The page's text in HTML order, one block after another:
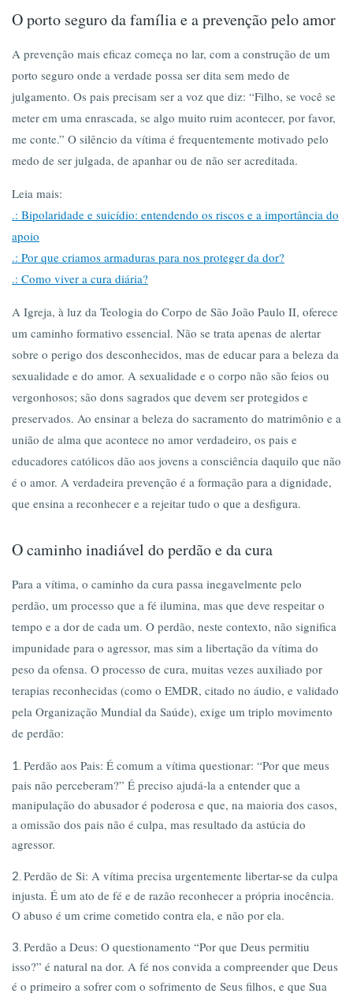
O porto seguro da família e a prevenção pelo amor
A prevenção mais eficaz começa no lar, com a construção de um
porto seguro onde a verdade possa ser dita sem medo de
julgamento. Os pais precisam ser a voz que diz: “Filho, se você se
meter em uma enrascada, se algo muito ruim acontecer, por favor,
me conte.” O silêncio da vítima é frequentemente motivado pelo
medo de ser julgada, de apanhar ou de não ser acreditada.
Leia mais:
.: Bipolaridade e suicídio: entendendo os riscos e a importância do
apoio
.: Por que criamos armaduras para nos proteger da dor?
.: Como viver a cura diária?
A Igreja, à luz da Teologia do Corpo de São João Paulo II, oferece
um caminho formativo essencial. Não se trata apenas de alertar
sobre o perigo dos desconhecidos, mas de educar para a beleza da
sexualidade e do amor. A sexualidade e o corpo não são feios ou
vergonhosos; são dons sagrados que devem ser protegidos e
preservados. Ao ensinar a beleza do sacramento do matrimônio e a
união de alma que acontece no amor verdadeiro, os pais e
educadores católicos dão aos jovens a consciência daquilo que não
é o amor. A verdadeira prevenção é a formação para a dignidade,
que ensina a reconhecer e a rejeitar tudo o que a desfigura.
O caminho inadiável do perdão e da cura
Para a vítima, o caminho da cura passa inegavelmente pelo
perdão, um processo que a fé ilumina, mas que deve respeitar o
tempo e a dor de cada um. O perdão, neste contexto, não significa
impunidade para o agressor, mas sim a libertação da vítima do
peso da ofensa. O processo de cura, muitas vezes auxiliado por
terapias reconhecidas (como o EMDR, citado no áudio, e validado
pela Organização Mundial da Saúde), exige um triplo movimento
de perdão:
Perdão aos Pais: É comum a vítima questionar: “Por que meus
pais não perceberam?” É preciso ajudá-la a entender que a
manipulação do abusador é poderosa e que, na maioria dos casos,
a omissão dos pais não é culpa, mas resultado da astúcia do
agressor.
Perdão de Si: A vítima precisa urgentemente libertar-se da culpa
injusta. É um ato de fé e de razão reconhecer a própria inocência.
O abuso é um crime cometido contra ela, e não por ela.
Perdão a Deus: O questionamento “Por que Deus permitiu
isso?” é natural na dor. A fé nos convida a compreender que Deus
é o primeiro a sofrer com o sofrimento de Seus filhos, e que Sua